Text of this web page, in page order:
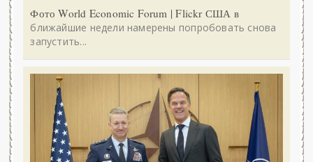
Фото World Economic Forum | Flickr США в
ближайшие недели намерены попробовать снова
запустить...